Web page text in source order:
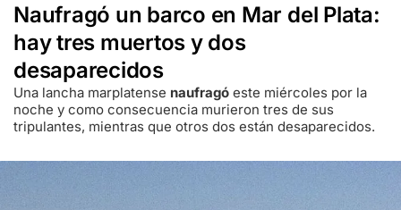
Naufragó un barco en Mar del Plata:
hay tres muertos y dos
desaparecidos
Una lancha marplatense naufragó este miércoles por la
noche y como consecuencia murieron tres de sus
tripulantes, mientras que otros dos están desaparecidos.